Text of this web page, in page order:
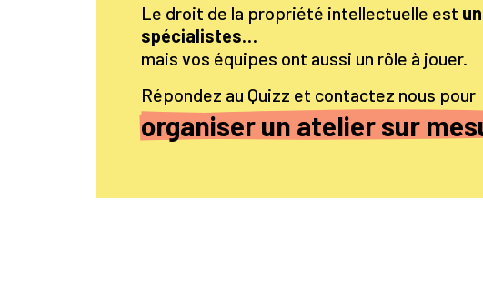
Le droit de la propriété intellectuelle est
spécialistes…
mais vos équipes ont aussi un rôle à jouer.
Répondez au Quizz et contactez nous pour
organiser un atelier sur